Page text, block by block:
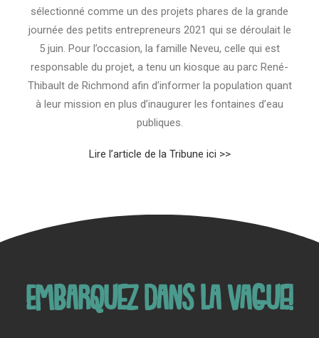
sélectionné comme un des projets phares de la grande
journée des petits entrepreneurs 2021 qui se déroulait le
5 juin. Pour l’occasion, la famille Neveu, celle qui est
responsable du projet, a tenu un kiosque au parc René-
Thibault de Richmond afin d’informer la population quant
à leur mission en plus d’inaugurer les fontaines d’eau
publiques.
Lire l’article de la Tribune ici >>
Embarquez dans la vague!